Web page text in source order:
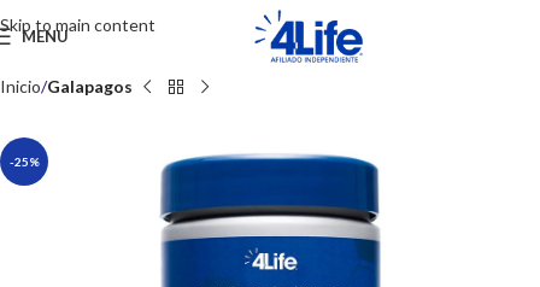
Skip to main content
MENU
Inicio Galapagos
-25%